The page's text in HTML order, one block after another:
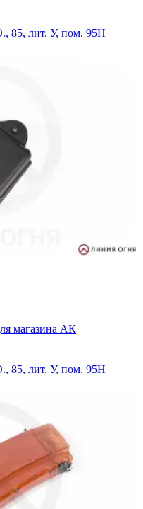
85, лит. У, пом. 95Н
магазина АК
85, лит. У, пом. 95Н